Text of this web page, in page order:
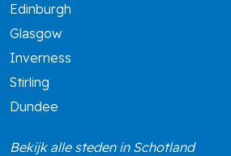
Edinburgh
Glasgow
Inverness
Stirling
Dundee
Bekijk alle steden in Schotland